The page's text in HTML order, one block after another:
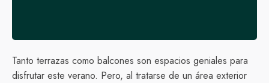
Tanto terrazas como balcones son espacios geniales para
disfrutar este verano. Pero, al tratarse de un área exterior